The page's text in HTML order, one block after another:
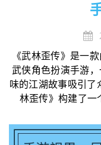
《武林歪传》是一
武侠角色扮演手游
味的江湖故事吸引
林歪传》构建了一